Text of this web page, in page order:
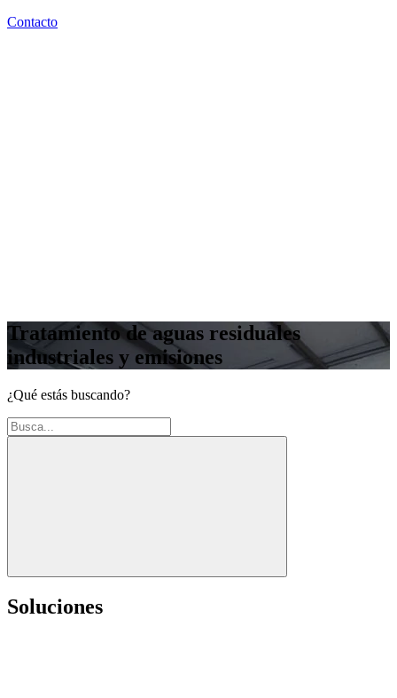
Contacto
Tratamiento de aguas residuales
industriales y emisiones
¿Qué estás buscando?
Buscar:
Soluciones